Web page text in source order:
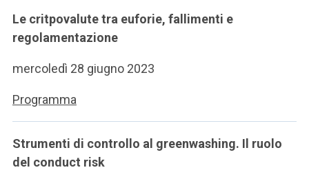
Le critpovalute tra euforie, fallimenti e
regolamentazione
mercoledì 28 giugno 2023
Programma
Strumenti di controllo al greenwashing. Il ruolo
del conduct risk